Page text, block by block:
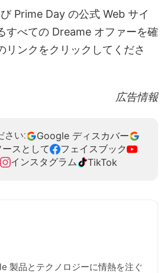
Prime Day の公式 Web サイ
すべての Dreame オファーを確
リンクをクリックしてくださ
広告情報
さい:
Google ディスカバー
スとして
フェイスブック
インスタグラム TikTok
製品とテクノロジーに情熱を注ぐ